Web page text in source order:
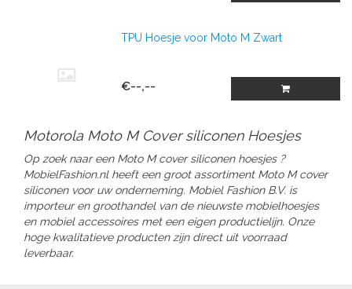
TPU Hoesje voor Moto M Zwart
€--,--
Motorola Moto M Cover siliconen Hoesjes
Op zoek naar een Moto M cover siliconen hoesjes ?
MobielFashion.nl heeft een groot assortiment Moto Mcover
siliconenvoor uw onderneming. Mobiel Fashion B.V. is
importeur en groothandel van de nieuwste mobielhoesjes
en mobiel accessoires met een eigen productielijn. Onze
hoge kwalitatieve producten zijn direct uit voorraad
leverbaar.